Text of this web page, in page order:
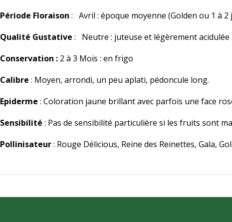
Période Floraison : Avril : époque moyenne (Golden ou 1 à 2
Qualité Gustative : Neutre : juteuse et légèrement acidulée
Conservation : 2 à 3 Mois : en frigo
Calibre : Moyen, arrondi, un peu aplati, pédoncule long.
Epiderme : Coloration jaune brillant avec parfois une face
Sensibilité: Pas de sensibilité particulière si les fruits sont
Pollinisateur: Rouge Délicious, Reine des Reinettes, Gala,